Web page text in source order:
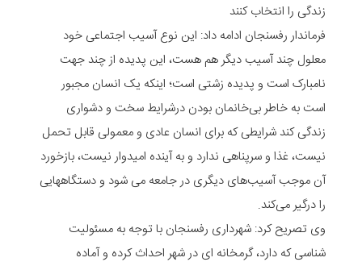
زندگی را انتخاب کنند
فرماندار رفسنجان ادامه داد: این نوع آسیب اجتماعی خود
معلول چند آسیب دیگر هم هست، این پدیده از چند جهت
نامبارک است و پدیده زشتی است؛ اینکه یک انسان مجبور
است به خاطر بی‌خانمان بودن درشرایط سخت و دشواری
زندگی کند شرایطی که برای انسان عادی و معمولی قابل تحمل
نیست، غذا و سرپناهی ندارد و به آینده امیدوار نیست، بازخورد
آن موجب آسیب‌های دیگری در جامعه می شود و دستگاههایی
را درگیر می‌کند.
وی تصریح کرد: شهرداری رفسنجان با توجه به مسئولیت
شناسی که دارد، گرمخانه ای در شهر احداث کرده و آماده